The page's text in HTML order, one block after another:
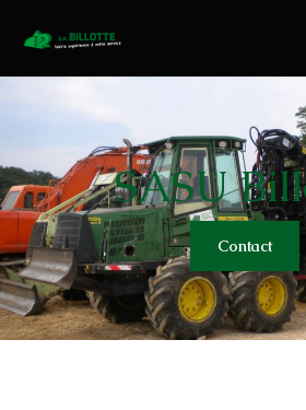
Travaux Forestiers
Transport &
Plaquettes
Traitement de
SASU
Contact